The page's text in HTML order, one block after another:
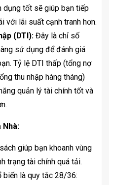
dụng tốt sẽ giúp bạn tiếp
với lãi suất cạnh tranh hơn.
(DTI): Đây là chỉ số
sử dụng để đánh giá
Tỷ lệ DTI thấp (tổng nợ
thu nhập hàng tháng)
quản lý tài chính tốt và
Nhà:
giúp bạn khoanh vùng
trạng tài chính quá tải.
biến là quy tắc 28/36: